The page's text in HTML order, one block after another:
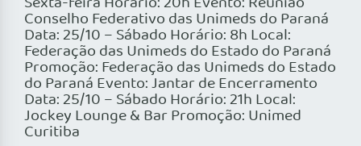
Conselho Federativo das Unimeds do Paraná
Data: 25/10 – Sábado Horário: 8h Local:
Federação das Unimeds do Estado do Paraná
Promoção: Federação das Unimeds do Estado
do Paraná Evento: Jantar de Encerramento
Data: 25/10 – Sábado Horário: 21h Local:
Jockey Lounge & Bar Promoção: Unimed
Curitiba